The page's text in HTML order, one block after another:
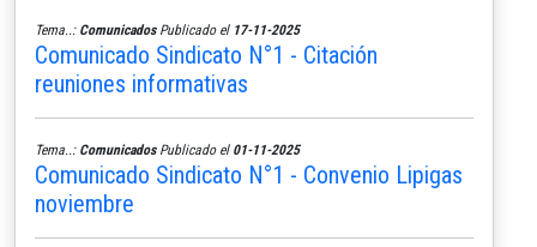
Tema..: ComunicadosPublicado el 17-11-2025
Comunicado Sindicato N°1 - Citación
reuniones informativas
Tema..: ComunicadosPublicado el 01-11-2025
Comunicado Sindicato N°1 - Convenio Lipigas
noviembre